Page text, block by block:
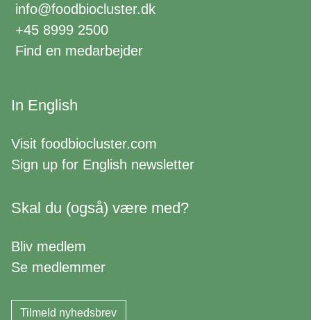
info@foodbiocluster.dk
+45 8999 2500
Find en medarbejder
In English
Visit foodbiocluster.com
Sign up for English newsletter
Skal du (også) være med?
Bliv medlem
Se medlemmer
Tilmeld nyhedsbrev